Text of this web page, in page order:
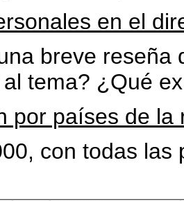
en el
breve
tema? ¿Qué
por países de la
con todas